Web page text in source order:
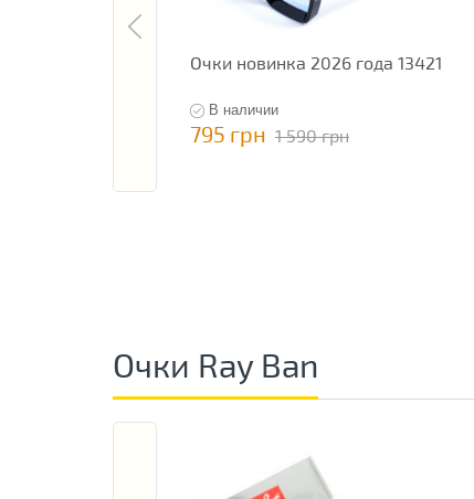
Очки новинка 2026 года 13421
В наличии
795 грн 1 590 грн
Очки Ray Ban